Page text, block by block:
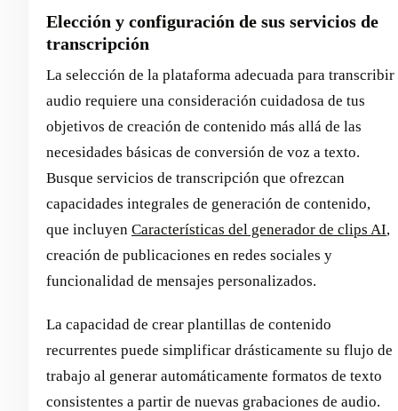
Elección y configuración de sus servicios de
transcripción
La selección de la plataforma adecuada para transcribir
audio requiere una consideración cuidadosa de tus
objetivos de creación de contenido más allá de las
necesidades básicas de conversión de voz a texto.
Busque servicios de transcripción que ofrezcan
capacidades integrales de generación de contenido,
que incluyen Características del generador de clips AI,
creación de publicaciones en redes sociales y
funcionalidad de mensajes personalizados.
La capacidad de crear plantillas de contenido
recurrentes puede simplificar drásticamente su flujo de
trabajo al generar automáticamente formatos de texto
consistentes a partir de nuevas grabaciones de audio.